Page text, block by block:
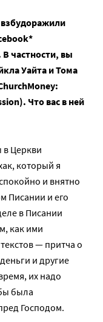
частности, вы
Уайта и Тома
Что вас в ней
Церкви
который я
и внятно
Писании и его
в Писании
как ими
— притча о
и другие
их надо
была
Господом.